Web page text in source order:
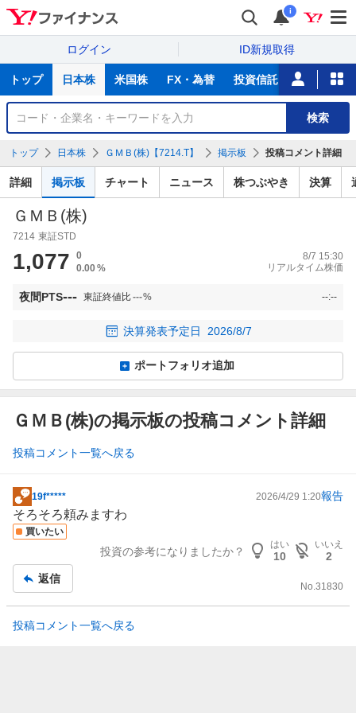
i
ログイン ID新規取得
サ
トップ 日本株 米国株 FX・為替 投資信託 ニュース
銘
検
索
検索
トップ 日本株 ＧＭＢ(株)【7214.T】 掲示板 投稿コメント詳細
詳細 掲示板 チャート ニュース 株つぶやき 決算
ＧＭＢ(株)
7214 東証STD
1,077
0
0.00%
8/7 15:30
リアルタイム株価
夜間PTS--- 東証終値比---% --:--
決算発表予定日 2026/8/7
ポートフォリオ追加
ＧＭＢ(株)の掲示板の投稿コメント詳細
投稿コメント一覧へ戻る
掲
示
板
19f***** 2026/4/29 1:20報告
そろそろ頼みますわ
買いたい
投資の参考になりましたか？
はい
10
いいえ
2
返信
No.31830
投稿コメント一覧へ戻る